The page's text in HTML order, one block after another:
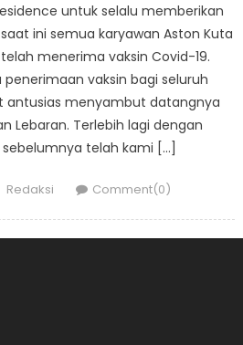
untuk selalu memberikan
ini semua karyawan Aston Kuta
menerima vaksin Covid-19.
penerimaan vaksin bagi seluruh
antusias menyambut datangnya
Lebaran. Terlebih lagi dengan
telah kami […]
Author
Redaksi Comment(0)